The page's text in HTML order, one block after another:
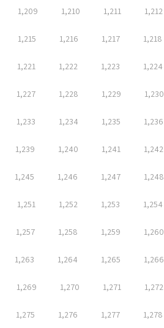
1,209 1,210 1,211 1,212
1,215 1,216 1,217 1,218
1,221 1,222 1,223 1,224
1,227 1,228 1,229 1,230
1,233 1,234 1,235 1,236
1,239 1,240 1,241 1,242
1,245 1,246 1,247 1,248
1,251 1,252 1,253 1,254
1,257 1,258 1,259 1,260
1,263 1,264 1,265 1,266
1,269 1,270 1,271 1,272
1,275 1,276 1,277 1,278